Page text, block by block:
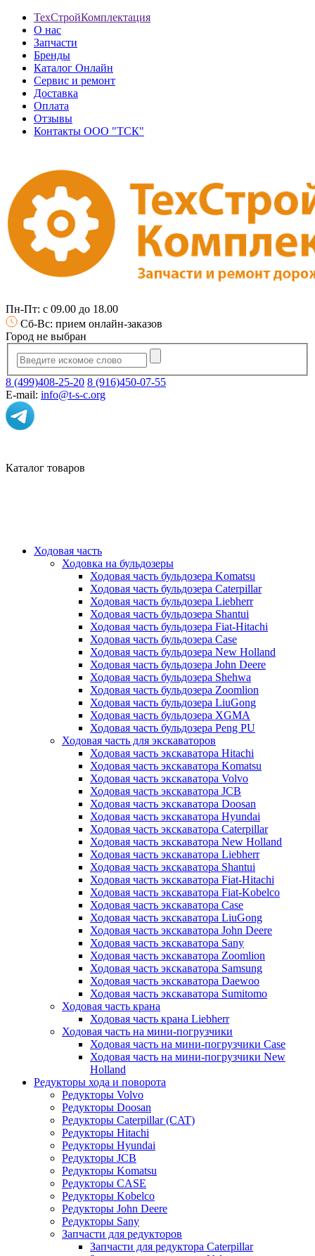
ТехСтройКомплектация
О нас
Запчасти
Бренды
Каталог Онлайн
Сервис и ремонт
Доставка
Оплата
Отзывы
Контакты ООО "ТСК"
Пн-Пт: с 09.00 до 18.00
Сб-Вс: прием онлайн-заказов
Город не выбран
8 (499)408-25-20 8 (916)450-07-55
E-mail: info@t-s-c.org
Каталог товаров
Ходовая часть
Ходовка на бульдозеры
Ходовая часть бульдозера Komatsu
Ходовая часть бульдозера Caterpillar
Ходовая часть бульдозера Liebherr
Ходовая часть бульдозера Shantui
Ходовая часть бульдозера Fiat-Hitachi
Ходовая часть бульдозера Case
Ходовая часть бульдозера New Holland
Ходовая часть бульдозера John Deere
Ходовая часть бульдозера Shehwa
Ходовая часть бульдозера Zoomlion
Ходовая часть бульдозера LiuGong
Ходовая часть бульдозера XGMA
Ходовая часть бульдозера Peng PU
Ходовая часть для экскаваторов
Ходовая часть экскаватора Hitachi
Ходовая часть экскаватора Komatsu
Ходовая часть экскаватора Volvo
Ходовая часть экскаватора JCB
Ходовая часть экскаватора Doosan
Ходовая часть экскаватора Hyundai
Ходовая часть экскаватора Caterpillar
Ходовая часть экскаватора New Holland
Ходовая часть экскаватора Liebherr
Ходовая часть экскаватора Shantui
Ходовая часть экскаватора Fiat-Hitachi
Ходовая часть экскаватора Fiat-Kobelco
Ходовая часть экскаватора Case
Ходовая часть экскаватора LiuGong
Ходовая часть экскаватора John Deere
Ходовая часть экскаватора Sany
Ходовая часть экскаватора Zoomlion
Ходовая часть экскаватора Samsung
Ходовая часть экскаватора Daewoo
Ходовая часть экскаватора Sumitomo
Ходовая часть крана
Ходовая часть крана Liebherr
Ходовая часть на мини-погрузчики
Ходовая часть на мини-погрузчики Case
Ходовая часть на мини-погрузчики New
Holland
Редукторы хода и поворота
Редукторы Volvo
Редукторы Doosan
Редукторы Caterpillar (CAT)
Редукторы Hitachi
Редукторы Hyundai
Редукторы JCB
Редукторы Komatsu
Редукторы CASE
Редукторы Kobelco
Редукторы John Deere
Редукторы Sany
Запчасти для редукторов
Запчасти для редуктора Caterpillar